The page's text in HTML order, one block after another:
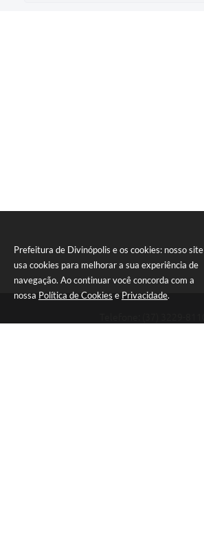
Prefeitura de Divinópolis e os cookies: nosso site
usa cookies para melhorar a sua experiência de
navegação. Ao continuar você concorda com a
nossa Política de Cookies e Privacidade.